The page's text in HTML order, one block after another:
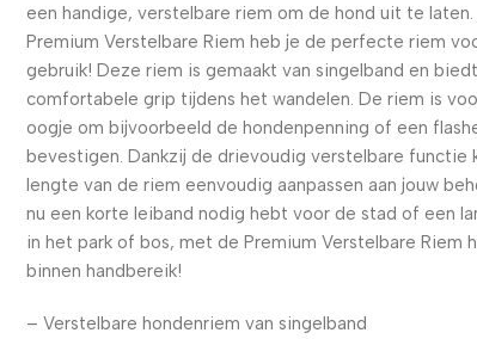
een handige, verstelbare riem om de hond uit te
Premium Verstelbare Riem heb je de perfecte riem
gebruik! Deze riem is gemaakt van singelband en
comfortabele grip tijdens het wandelen. De riem is
oogje om bijvoorbeeld de hondenpenning of een
bevestigen. Dankzij de drievoudig verstelbare functie
lengte van de riem eenvoudig aanpassen aan jouw
nu een korte leiband nodig hebt voor de stad of een
in het park of bos, met de Premium Verstelbare Riem
binnen handbereik!
– Verstelbare hondenriem van singelband